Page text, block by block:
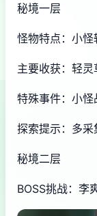
秘境一层
怪物特点：小
主要收获：轻
特殊事件：小
探索提示：多
秘境二层
BOSS挑战：李